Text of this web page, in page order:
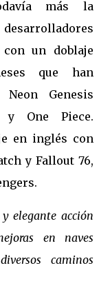
más la
un doblaje
que han
Genesis
y One Piece.
en inglés con
y Fallout 76,
elegante acción
en naves
caminos